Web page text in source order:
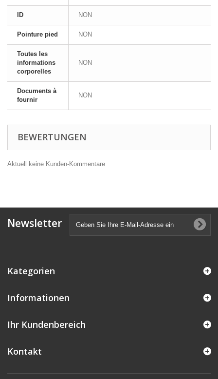
ID NON
Pointure pied NON
Toutes les
informations
corporelles
NON
Documents à
fournir
NON
BEWERTUNGEN
Aktuell keine Kunden-Kommentare
Newsletter
Kategorien
Informationen
Ihr Kundenbereich
Kontakt